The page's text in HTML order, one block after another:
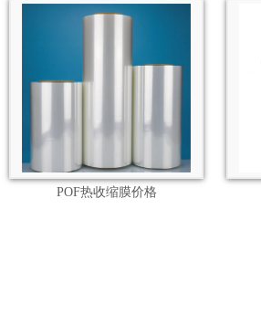
POF热收缩膜价格